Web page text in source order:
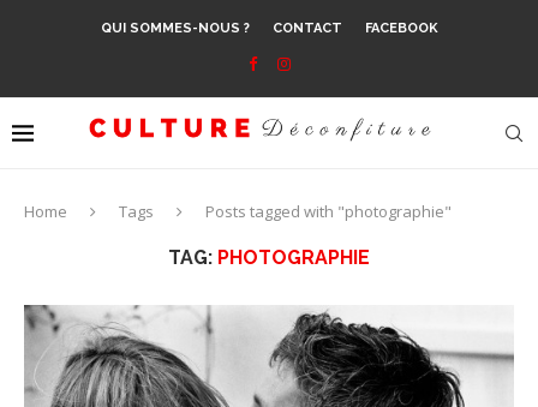
QUI SOMMES-NOUS ? CONTACT FACEBOOK
Home Tags Posts tagged with "photographie"
TAG: PHOTOGRAPHIE